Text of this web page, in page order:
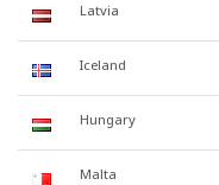
Latvia
Iceland
Hungary
Malta